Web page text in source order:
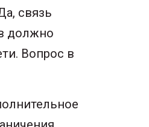
связь
должно
Вопрос в